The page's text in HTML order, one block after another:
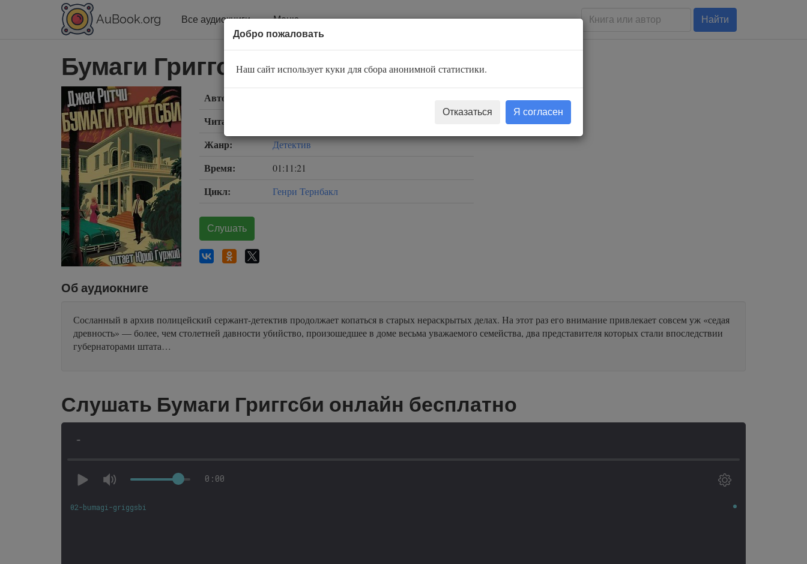
AuBook.org Все аудиокниги Меню Найти
Бумаги Григгсби
Автор:
Читает:
Жанр: Детектив
Время: 01:11:21
Цикл: Генри Тернбакл
Слушать
Об аудиокниге
Сосланный в архив полицейский сержант-детектив продолжает копаться в старых нераскрытых делах. На этот раз его внимание привлекает совсем уж «седая
древность» — более, чем столетней давности убийство, произошедшее в доме весьма уважаемого семейства, два представителя которых стали впоследствии
губернаторами штата…
Слушать Бумаги Григгсби онлайн бесплатно
-
0:00
02-bumagi-griggsbi
Добро пожаловать
Наш сайт использует куки для сбора анонимной статистики.
Отказаться Я согласен